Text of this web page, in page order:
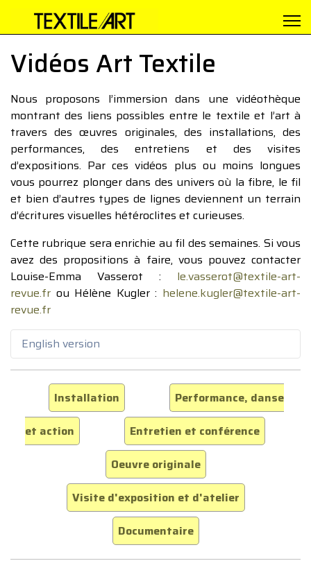
Vidéos Art Textile
Nous proposons l’immersion dans une vidéothèque
montrant des liens possibles entre le textile et l’art à
travers des œuvres originales, des installations, des
performances, des entretiens et des visites
d’expositions. Par ces vidéos plus ou moins longues
vous pourrez plonger dans des univers où la fibre, le fil
et bien d’autres types de lignes deviennent un terrain
d’écritures visuelles hétéroclites et curieuses.
Cette rubrique sera enrichie au fil des semaines. Si vous
avez des propositions à faire, vous pouvez contacter
Louise-Emma Vasserot : le.vasserot@textile-art-
revue.fr ou Hélène Kugler : helene.kugler@textile-art-
revue.fr
English version
Installation
Performance, danse
et action
Entretien et conférence
Oeuvre originale
Visite d'exposition et d'atelier
Documentaire